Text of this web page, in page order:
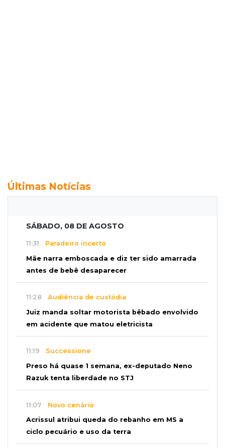
Últimas Notícias
SÁBADO, 08 DE AGOSTO
11:31 Paradeiro incerto
Mãe narra emboscada e diz ter sido amarrada
antes de bebê desaparecer
11:28 Audiência de custódia
Juiz manda soltar motorista bêbado envolvido
em acidente que matou eletricista
11:19 Successione
Preso há quase 1 semana, ex-deputado Neno
Razuk tenta liberdade no STJ
11:07 Novo cenário
Acrissul atribui queda do rebanho em MS a
ciclo pecuário e uso da terra